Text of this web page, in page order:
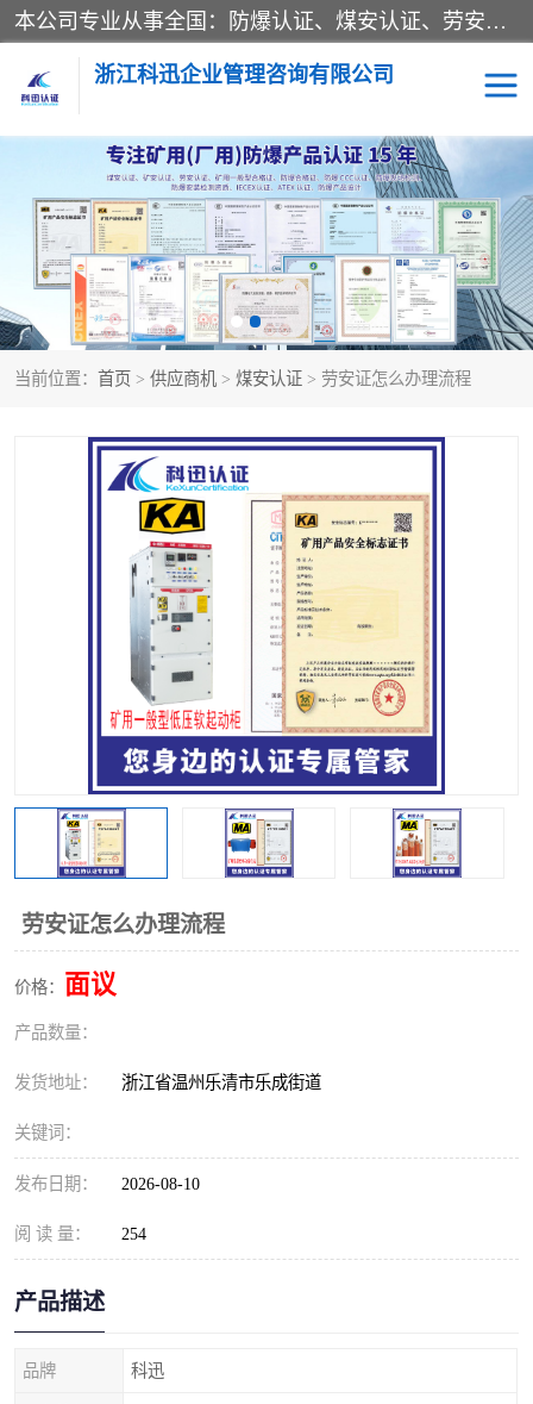
本公司专业从事全国：防爆认证、煤安认证、劳安认证、体系认证、产品认证、ATEX认证、IECEX认证、消防产品认证、生产认可证、验厂指导、认证技术支持、企业管理策划等一站式咨询服务。 用我们的智慧、经验、真诚与勤恳，分享成长的喜悦！ 全国24小时咨询热线：* 认证咨询：张老师（全国*）
浙江科迅企业管理咨询有限公司
当前位置： 首页 > 供应商机 > 煤安认证 > 劳安证怎么办理流程
劳安证怎么办理流程
价格： 面议
产品数量：
发货地址： 浙江省温州乐清市乐成街道
关键词：
发布日期： 2026-08-10
阅 读 量： 254
产品描述
品牌 科迅
煤安认证 防爆CCC认证
防爆合格证 矿安认证
劳安认证